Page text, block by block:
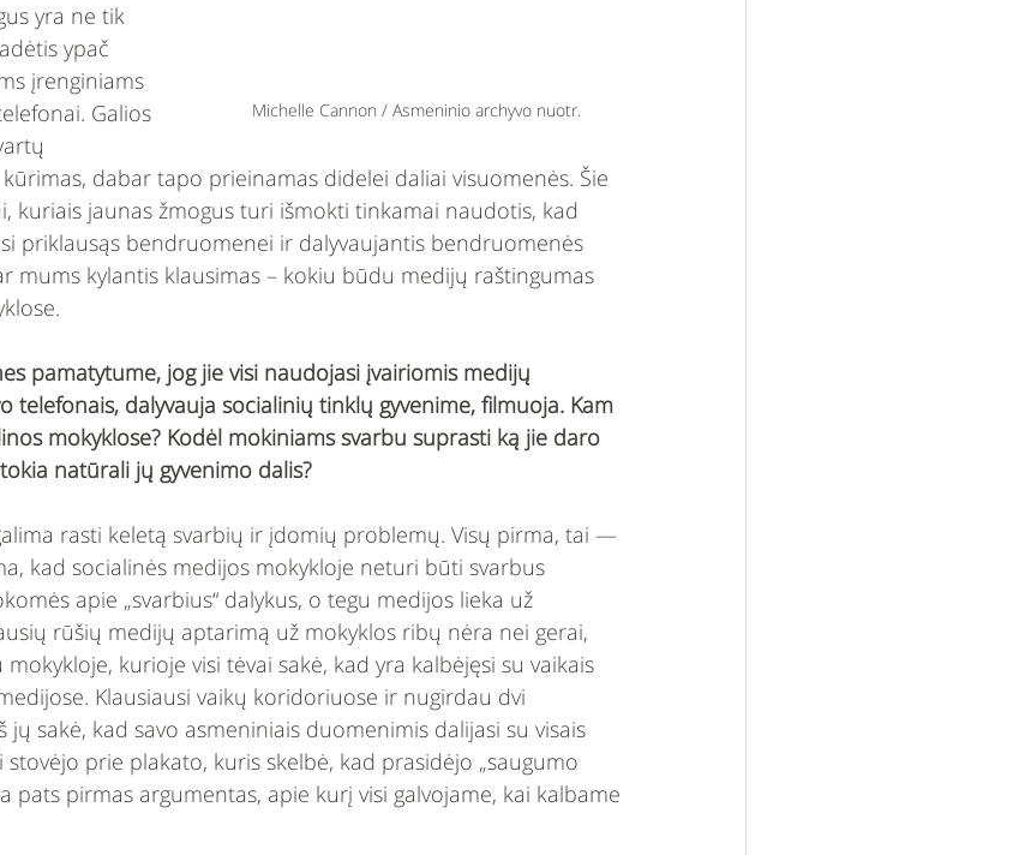
Michelle Cannon / Asmeninio archyvo nuotr.
yra ne tik
ypač
įrenginiams
Galios
dabar tapo prieinamas didelei daliai visuomenės. Šie
kuriais jaunas žmogus turi išmokti tinkamai naudotis, kad
priklausąs bendruomenei ir dalyvaujantis bendruomenės
mums kylantis klausimas – kokiu būdu medijų raštingumas
pamatytume, jog jie visi naudojasi įvairiomis medijų
telefonais, dalyvauja socialinių tinklų gyvenime, filmuoja. Kam
mokyklose? Kodėl mokiniams svarbu suprasti ką jie daro
natūrali jų gyvenimo dalis?
rasti keletą svarbių ir įdomių problemų. Visų pirma, tai —
kad socialinės medijos mokykloje neturi būti svarbus
apie „svarbius“ dalykus, o tegu medijos lieka už
rūšių medijų aptarimą už mokyklos ribų nėra nei gerai,
kurioje visi tėvai sakė, kad yra kalbėjęsi su vaikais
Klausiausi vaikų koridoriuose ir nugirdau dvi
jų sakė, kad savo asmeniniais duomenimis dalijasi su visais
prie plakato, kuris skelbė, kad prasidėjo „saugumo
pats pirmas argumentas, apie kurį visi galvojame, kai kalbame